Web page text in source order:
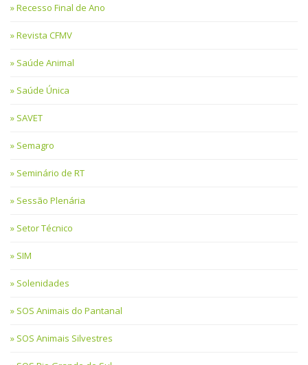
Recesso Final de Ano
Revista CFMV
Saúde Animal
Saúde Única
SAVET
Semagro
Seminário de RT
Sessão Plenária
Setor Técnico
SIM
Solenidades
SOS Animais do Pantanal
SOS Animais Silvestres